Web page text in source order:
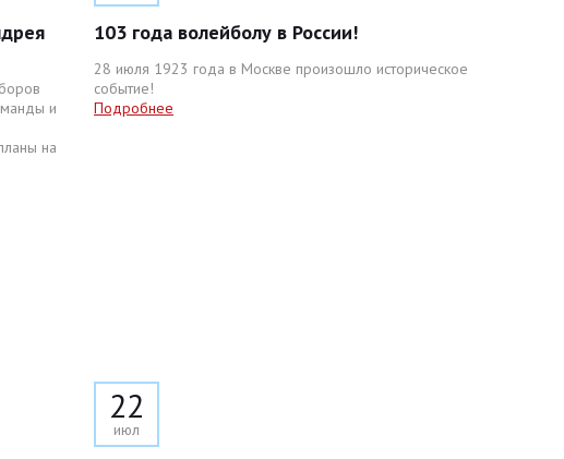
и
на
103 года волейболу в России!
28 июля 1923 года в Москве произошло историческое
событие!
Подробнее
22
июл